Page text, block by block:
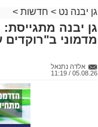
גן יבנה נט > חדשות >
גן יבנה
מדמוני ב"רוקדים
אלדה נתנאל
05.08.26 / 11:19